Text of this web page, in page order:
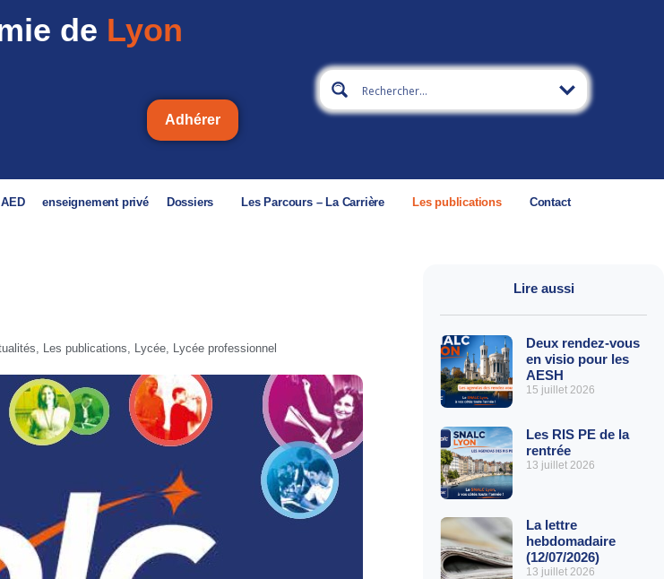
de Lyon
Adhérer
AED enseignement privé Dossiers Les Parcours – La Carrière Les publications Contact
, Les publications, Lycée, Lycée professionnel
Lire aussi
Deux rendez-vous
en visio pour les
AESH
15 juillet 2026
Les RIS PE de la
rentrée
13 juillet 2026
La lettre
hebdomadaire
(12/07/2026)
13 juillet 2026